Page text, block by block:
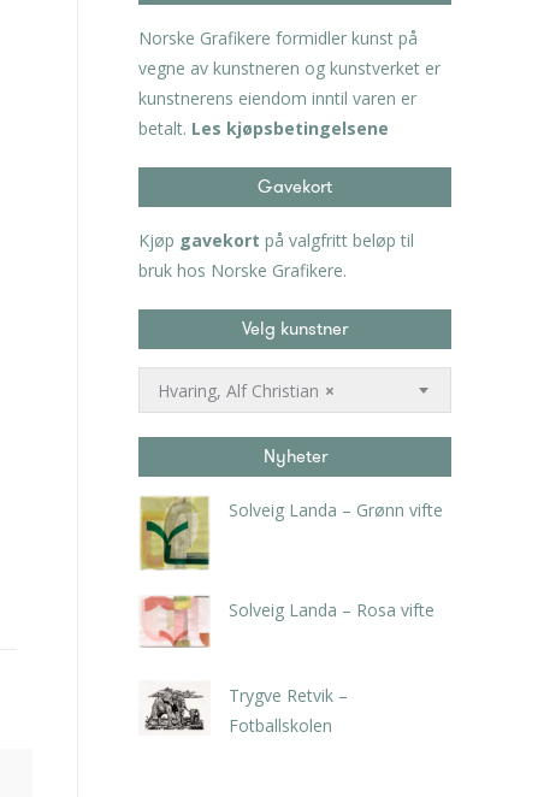
Norske Grafikere formidler kunst på
vegne av kunstneren og kunstverket er
kunstnerens eiendom inntil varen er
betalt. Les kjøpsbetingelsene
Gavekort
Kjøp gavekort på valgfritt beløp til
bruk hos Norske Grafikere.
Velg kunstner
×
Hvaring, Alf Christian
Nyheter
Solveig Landa – Grønn vifte
Solveig Landa – Rosa vifte
Trygve Retvik –
Fotballskolen